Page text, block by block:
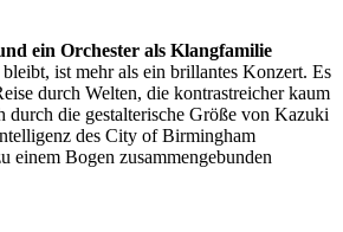
ein Orchester als Klangfamilie
ist mehr als ein brillantes Konzert. Es
durch Welten, die kontrastreicher kaum
durch die gestalterische Größe von Kazuki
des City of Birmingham
einem Bogen zusammengebunden